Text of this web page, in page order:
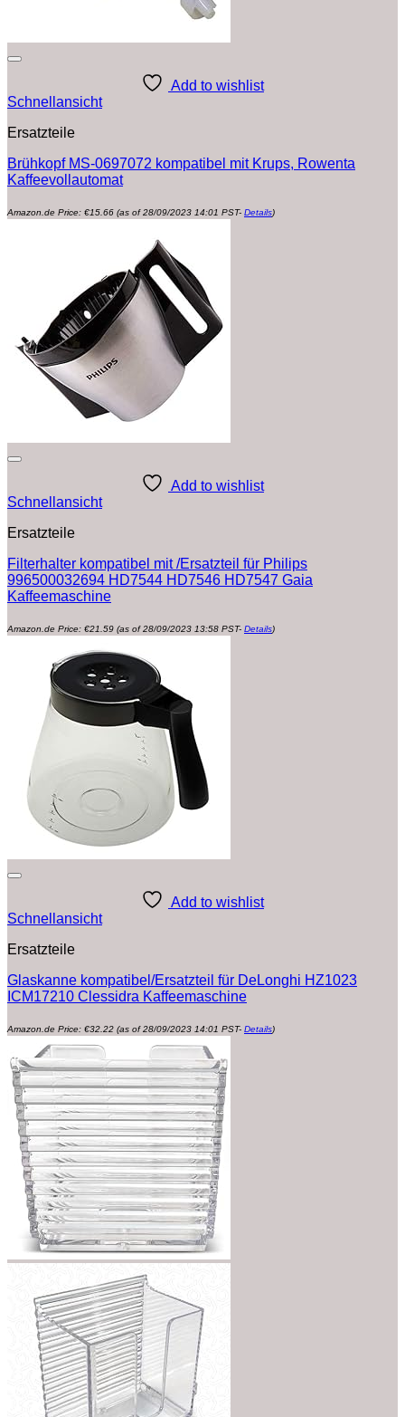
Add to wishlist
Schnellansicht
Ersatzteile
Brühkopf MS-0697072 kompatibel mit Krups, Rowenta
Kaffeevollautomat
Amazon.de Price: €15.66 (as of 28/09/2023 14:01 PST- Details)
Add to wishlist
Schnellansicht
Ersatzteile
Filterhalter kompatibel mit /Ersatzteil für Philips
996500032694 HD7544 HD7546 HD7547 Gaia
Kaffeemaschine
Amazon.de Price: €21.59 (as of 28/09/2023 13:58 PST- Details)
Add to wishlist
Schnellansicht
Ersatzteile
Glaskanne kompatibel/Ersatzteil für DeLonghi HZ1023
ICM17210 Clessidra Kaffeemaschine
Amazon.de Price: €32.22 (as of 28/09/2023 14:01 PST- Details)